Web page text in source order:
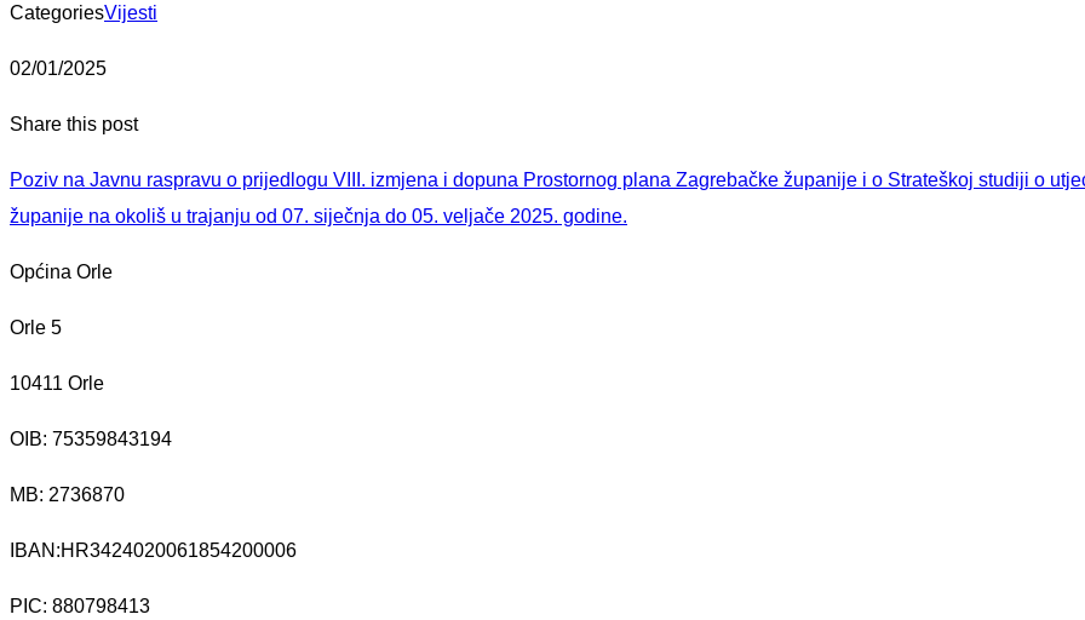
CategoriesVijesti
02/01/2025
Share this post
Poziv na Javnu raspravu o prijedlogu VIII. izmjena i dopuna Prostornog plana Zagrebačke županije i o Strateškoj studiji o
županije na okoliš u trajanju od 07. siječnja do 05. veljače 2025. godine.
Općina Orle
Orle 5
10411 Orle
OIB: 75359843194
MB: 2736870
IBAN:HR3424020061854200006
PIC: 880798413